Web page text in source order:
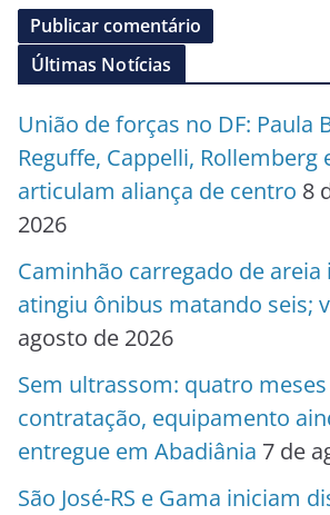
Últimas Notícias
União de forças no DF: Paula
Reguffe, Cappelli, Rollemberg
articulam aliança de centro 8
2026
Caminhão carregado de
atingiu ônibus matando seis;
agosto de 2026
Sem ultrassom: quatro
contratação, equipamento
entregue em Abadiânia 7 de
São José-RS e Gama iniciam